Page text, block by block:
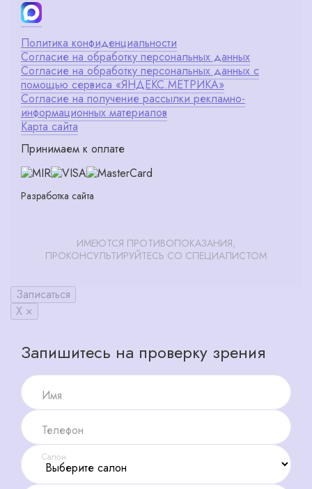
Политика конфиденциальности
Согласие на обработку персональных данных
Согласие на обработку персональных данных с
помощью сервиса «ЯНДЕКС.МЕТРИКА»
Согласие на получение рассылки рекламно-
информационных материалов
Карта сайта
Принимаем к оплате
Разработка сайта
ИМЕЮТСЯ ПРОТИВОПОКАЗАНИЯ,
ПРОКОНСУЛЬТИРУЙТЕСЬ СО СПЕЦИАЛИСТОМ
Записаться
X ×
Запишитесь на проверку зрения
Имя
Телефон
Салон